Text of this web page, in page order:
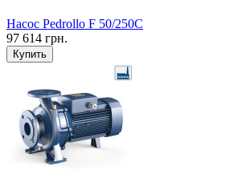
Насос Pedrollo F 50/250C
97 614 грн.
Купить